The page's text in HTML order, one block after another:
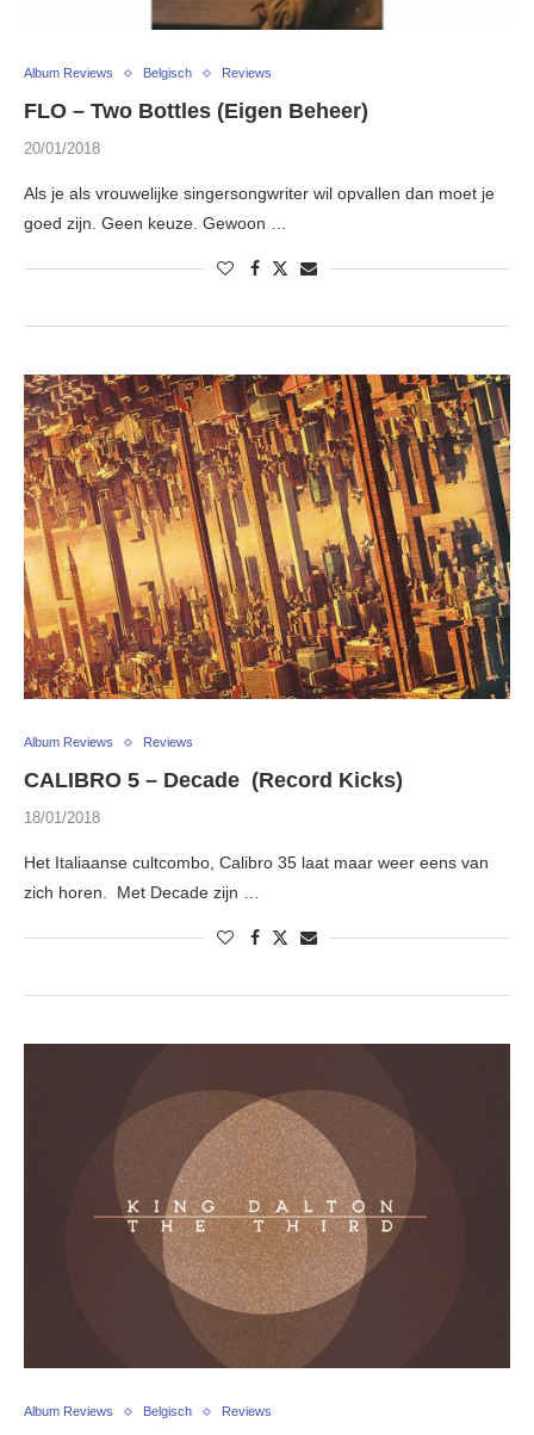
Album Reviews Belgisch Reviews
FLO – Two Bottles (Eigen Beheer)
20/01/2018
Als je als vrouwelijke singersongwriter wil opvallen dan moet je
goed zijn. Geen keuze. Gewoon …
Album Reviews Reviews
CALIBRO 5 – Decade (Record Kicks)
18/01/2018
Het Italiaanse cultcombo, Calibro 35 laat maar weer eens van
zich horen. Met Decade zijn …
Album Reviews Belgisch Reviews